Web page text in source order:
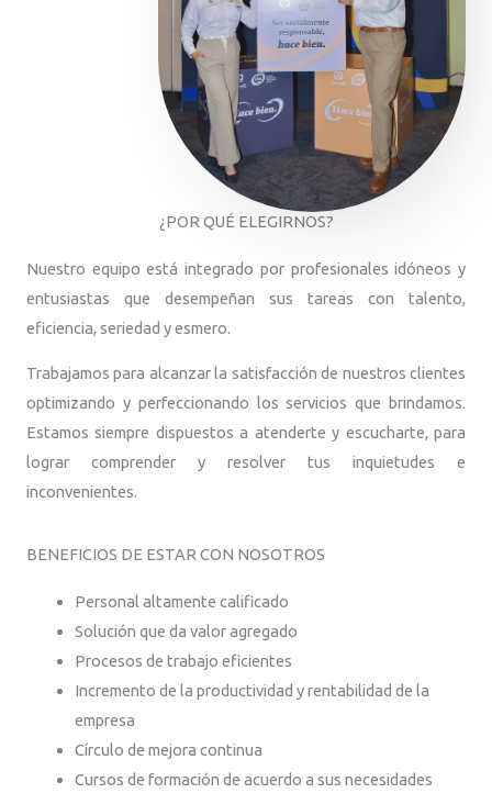
¿POR QUÉ ELEGIRNOS?
Nuestro equipo está integrado por profesionales idóneos y
entusiastas que desempeñan sus tareas con talento,
eficiencia, seriedad y esmero.
Trabajamos para alcanzar la satisfacción de nuestros clientes
optimizando y perfeccionando los servicios que brindamos.
Estamos siempre dispuestos a atenderte y escucharte, para
lograr comprender y resolver tus inquietudes e
inconvenientes.
BENEFICIOS DE ESTAR CON NOSOTROS
Personal altamente calificado
Solución que da valor agregado
Procesos de trabajo eficientes
Incremento de la productividad y rentabilidad de la
empresa
Círculo de mejora continua
Cursos de formación de acuerdo a sus necesidades